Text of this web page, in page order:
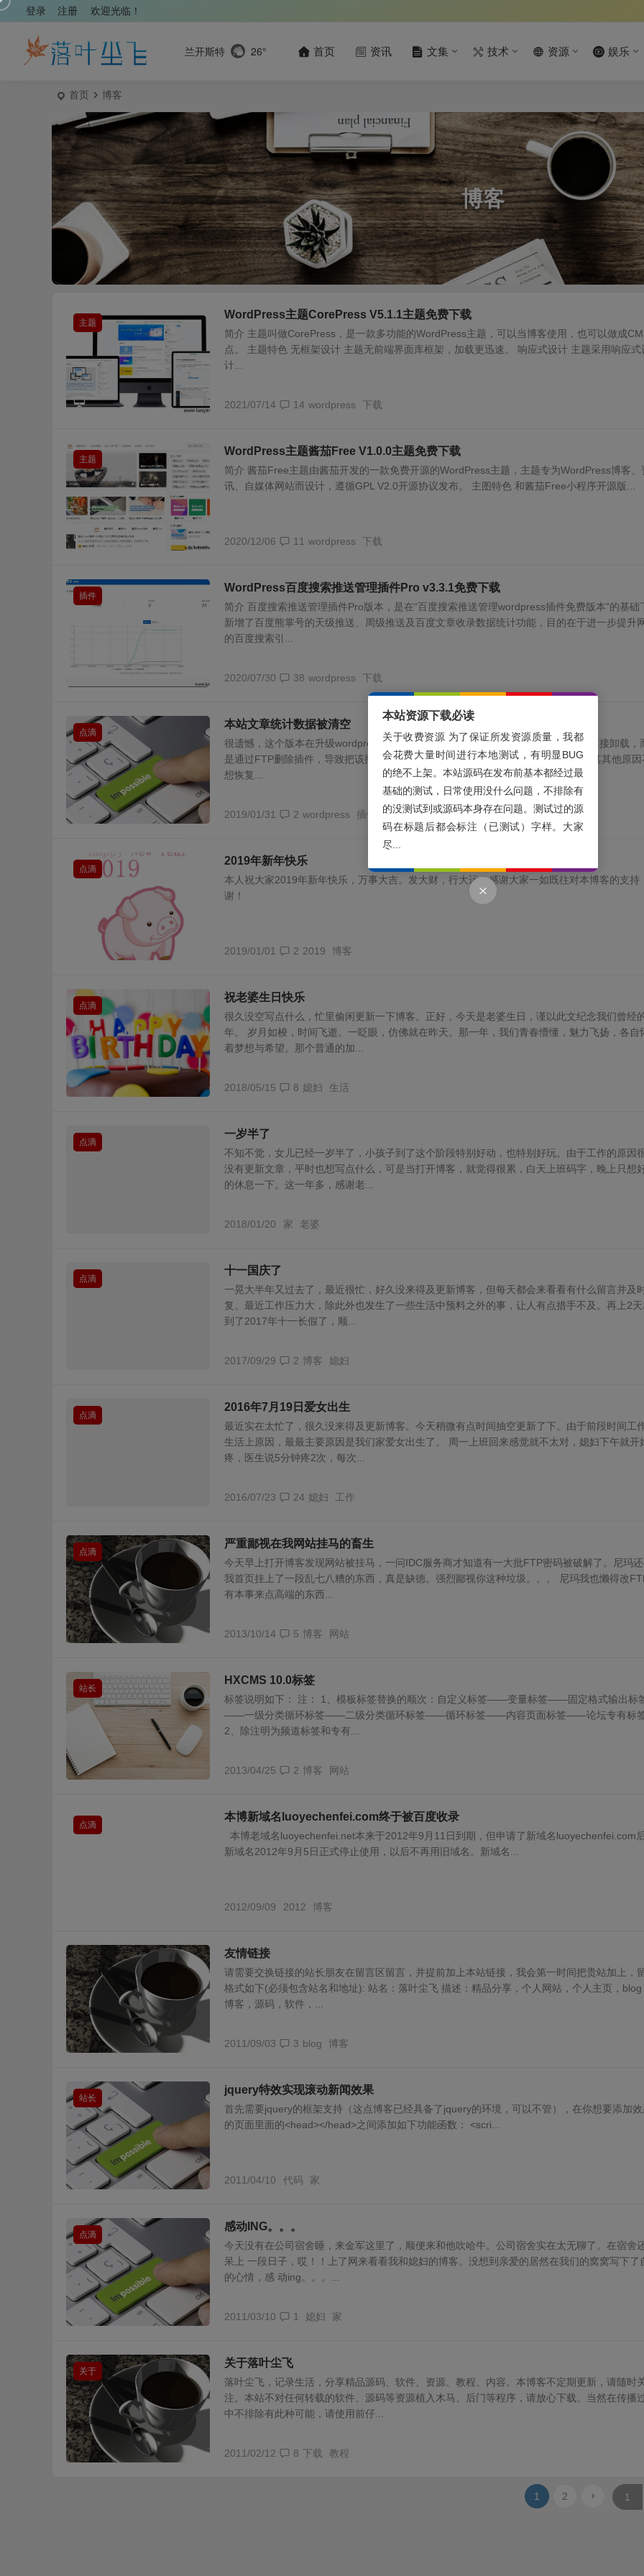
欢迎光临！
登录 注册
兰开斯特 26° 首页 资讯 文集 技术 资源 娱乐
首页 博客
博客
主题
WordPress主题CorePress V5.1.1主题免费下载
简介 主题叫做CorePress，是一款多功能的WordPress主题，可以当博客使用，也可以做成
点。 主题特色 无框架设计 主题无前端界面库框架，加载更迅速。 响应式设计 主题采用响应式
计...
2021/07/14 14 wordpress 下载
主题
WordPress主题酱茄Free V1.0.0主题免费下载
简介 酱茄Free主题由酱茄开发的一款免费开源的WordPress主题，主题专为WordPress博客、
讯、自媒体网站而设计，遵循GPL V2.0开源协议发布。 主图特色 和酱茄Free小程序开源版...
2020/12/06 11 wordpress 下载
插件
WordPress百度搜索推送管理插件Pro v3.3.1免费下载
简介 百度搜索推送管理插件Pro版本，是在“百度搜索推送管理wordpress插件免费版本”的基础
新增了百度熊掌号的天级推送、周级推送及百度文章收录数据统计功能，目的在于进一步提升
的百度搜索引...
2020/07/30 38 wordpress 下载
点滴
本站文章统计数据被清空
很遗憾，这个版本在升级wordpress程序及数据库时，不小心把WP-PostViews插件直接卸载，
是通过FTP删除插件，导致把该插件数据库清空，以前全部文章数据统计变为0。因其其他原因
想恢复...
2019/01/31 2 wordpress 插件
点滴
2019年新年快乐
本人祝大家2019年新年快乐，万事大吉。发大财，行大运！感谢大家一如既往对本博客的支持
谢！
2019/01/01 2 2019 博客
点滴
祝老婆生日快乐
很久没空写点什么，忙里偷闲更新一下博客。正好，今天是老婆生日，谨以此文纪念我们曾经
年。 岁月如梭，时间飞逝。一眨眼，仿佛就在昨天。那一年，我们青春懵懂，魅力飞扬，各自
着梦想与希望。那个普通的加...
2018/05/15 8 媳妇 生活
点滴
一岁半了
不知不觉，女儿已经一岁半了，小孩子到了这个阶段特别好动，也特别好玩。由于工作的原因
没有更新文章，平时也想写点什么，可是当打开博客，就觉得很累，白天上班码字，晚上只想
的休息一下。这一年多，感谢老...
2018/01/20 家 老婆
点滴
十一国庆了
一晃大半年又过去了，最近很忙，好久没来得及更新博客，但每天都会来看看有什么留言并及
复。最近工作压力大，除此外也发生了一些生活中预料之外的事，让人有点措手不及。再上2天
到了2017年十一长假了，顺...
2017/09/29 2 博客 媳妇
点滴
2016年7月19日爱女出生
最近实在太忙了，很久没来得及更新博客。今天稍微有点时间抽空更新了下。由于前段时间工
生活上原因，最最主要原因是我们家爱女出生了。 周一上班回来感觉就不太对，媳妇下午就开
疼，医生说5分钟疼2次，每次...
2016/07/23 24 媳妇 工作
点滴
严重鄙视在我网站挂马的畜生
今天早上打开博客发现网站被挂马，一问IDC服务商才知道有一大批FTP密码被破解了。尼玛
我首页挂上了一段乱七八糟的东西，真是缺德。强烈鄙视你这种垃圾。。。 尼玛我也懒得改
有本事来点高端的东西...
2013/10/14 5 博客 网站
站长
HXCMS 10.0标签
标签说明如下： 注： 1、模板标签替换的顺次：自定义标签——变量标签——固定格式输出标
——一级分类循环标签——二级分类循环标签——循环标签——内容页面标签——论坛专有标
2、除注明为频道标签和专有...
2013/04/25 2 博客 网站
点滴
本博新域名luoyechenfei.com终于被百度收录
本博老域名luoyechenfei.net本来于2012年9月11日到期，但申请了新域名luoyechenfei.com后
新域名2012年9月5日正式停止使用，以后不再用旧域名。新域名...
2012/09/09 2012 博客
友情链接
请需要交换链接的站长朋友在留言区留言，并提前加上本站链接，我会第一时间把贵站加上，
格式如下(必须包含站名和地址): 站名：落叶尘飞 描述：精品分享，个人网站，个人主页，blog
博客，源码，软件，...
2011/09/03 3 blog 博客
站长
jquery特效实现滚动新闻效果
首先需要jquery的框架支持（这点博客已经具备了jquery的环境，可以不管），在你想要添加效
的页面里面的<head></head>之间添加如下功能函数： <scri...
2011/04/10 代码 家
点滴
感动ING。。。
今天没有在公司宿舍睡，来金军这里了，顺便来和他吹哈牛。公司宿舍实在太无聊了。在宿舍
呆上 一段日子，哎！！上了网来看看我和媳妇的博客。没想到亲爱的居然在我们的窝窝写下了
的心情，感 动ing。。。...
2011/03/10 1 媳妇 家
关于
关于落叶尘飞
落叶尘飞，记录生活，分享精品源码、软件、资源、教程、内容。本博客不定期更新，请随时
注。本站不对任何转载的软件、源码等资源植入木马、后门等程序，请放心下载。当然在传播
中不排除有此种可能，请使用前仔...
2011/02/12 8 下载 教程
1 2
本站资源下载必读
关于收费资源 为了保证所发资源质量，我都
会花费大量时间进行本地测试，有明显BUG
的绝不上架。本站源码在发布前基本都经过最
基础的测试，日常使用没什么问题，不排除有
的没测试到或源码本身存在问题。测试过的源
码在标题后都会标注（已测试）字样。大家
尽...